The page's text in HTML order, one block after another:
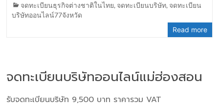
จดทะเบียนธุรกิจต่างชาติในไทย, จดทะเบียนบริษัท, จดทะเบียน
บริษัทออนไลน์77จังหวัด
Read more
จดทะเบียนบริษัทออนไลน์แม่ฮ่องสอน
รับจดทะเบียนบริษัท 9,500 บาท ราคารวม VAT